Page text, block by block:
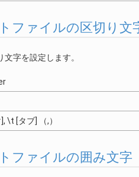
ファイルの区切り文
字を設定します。
\t [タブ] （,）
ファイルの囲み文字